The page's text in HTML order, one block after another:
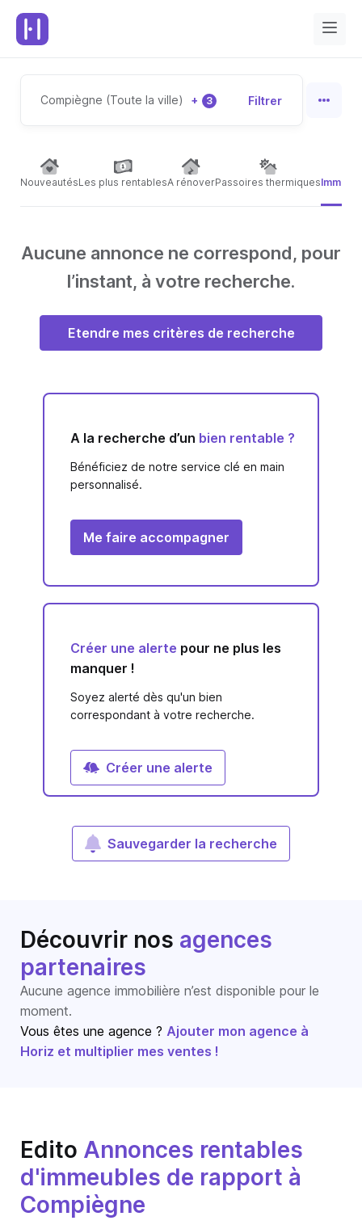
Compiègne (Toute la ville) + 3 Filtrer
NouveautésLes plus rentablesA rénoverPassoires thermiques
Aucune annonce ne correspond, pour
l’instant, à votre recherche.
Etendre mes critères de recherche
A la recherche d’un bien rentable ?
Bénéficiez de notre service clé en main
personnalisé.
Me faire accompagner
Créer une alerte pour ne plus les
manquer !
Soyez alerté dès qu'un bien
correspondant à votre recherche.
Créer une alerte
Sauvegarder la recherche
Découvrir nos agences
partenaires
Aucune agence immobilière n’est disponible pour le
moment.
Vous êtes une agence ? Ajouter mon agence à
Horiz et multiplier mes ventes !
Edito Annonces rentables
d'immeubles de rapport à
Compiègne